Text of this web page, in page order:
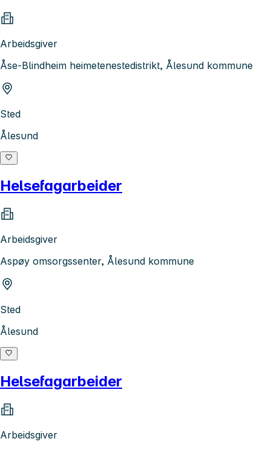
Arbeidsgiver
Åse-Blindheim heimetenestedistrikt, Ålesund kommune
Sted
Ålesund
Helsefagarbeider
Arbeidsgiver
Aspøy omsorgssenter, Ålesund kommune
Sted
Ålesund
Helsefagarbeider
Arbeidsgiver